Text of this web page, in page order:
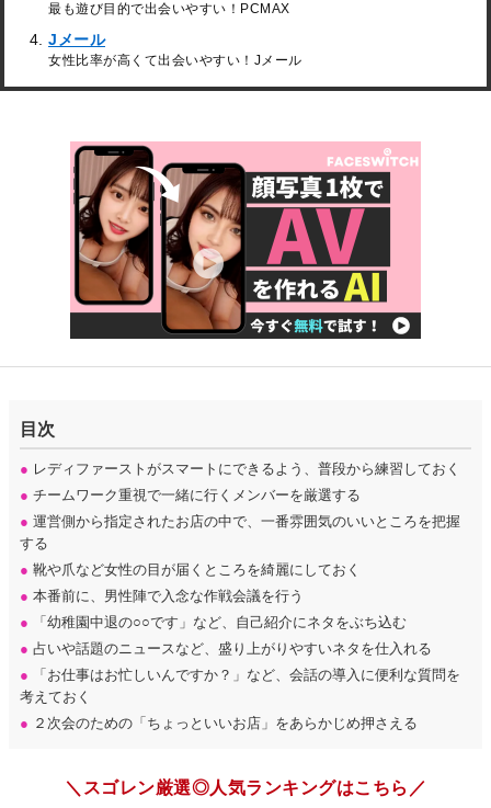
最も遊び目的で出会いやすい！PCMAX
Jメール
女性比率が高くて出会いやすい！Jメール
目次
● レディファーストがスマートにできるよう、普段から練習しておく
● チームワーク重視で一緒に行くメンバーを厳選する
● 運営側から指定されたお店の中で、一番雰囲気のいいところを把握
する
● 靴や爪など女性の目が届くところを綺麗にしておく
● 本番前に、男性陣で入念な作戦会議を行う
● 「幼稚園中退の○○です」など、自己紹介にネタをぶち込む
● 占いや話題のニュースなど、盛り上がりやすいネタを仕入れる
● 「お仕事はお忙しいんですか？」など、会話の導入に便利な質問を
考えておく
● ２次会のための「ちょっといいお店」をあらかじめ押さえる
＼スゴレン厳選◎人気ランキングはこちら／